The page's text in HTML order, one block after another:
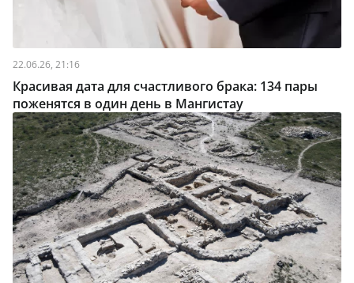
22.06.26, 21:16
Красивая дата для счастливого брака: 134 пары
поженятся в один день в Мангистау